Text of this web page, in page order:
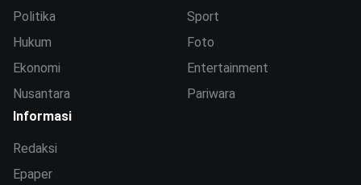
Politika
Hukum
Ekonomi
Nusantara
Sport
Foto
Entertainment
Pariwara
Informasi
Redaksi
Epaper